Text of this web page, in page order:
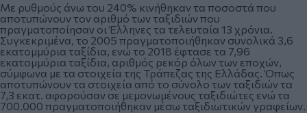
Με ρυθμούς άνω του 240% κινήθηκαν τα ποσοστά που
αποτυπώνουν τον αριθμό των ταξιδιών που
πραγματοποίησαν οι Έλληνες τα τελευταία 13 χρόνια.
Συγκεκριμένα, το 2005 πραγματοποιήθηκαν συνολικά 3,6
εκατομμύρια ταξίδια, ενώ το 2018 έφτασε τα 7,96
εκατομμύρια ταξίδια, αριθμός ρεκόρ όλων των εποχών,
σύμφωνα με τα στοιχεία της Τράπεζας της Ελλάδας. Όπως
αποτυπώνουν τα στοιχεία από το σύνολο των ταξιδιών τα
7,3 εκατ. αφορούσαν σε μεμονωμένους ταξιδιώτες ενώ τα
700.000 πραγματοποιήθηκαν μέσω ταξιδιωτικών γραφείων.